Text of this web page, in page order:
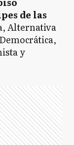
de las
Alternativa
y